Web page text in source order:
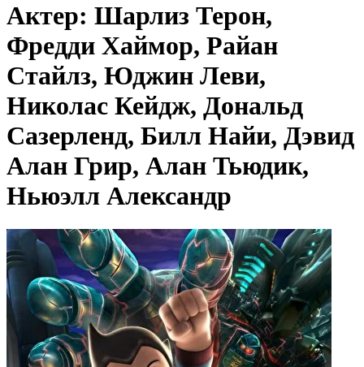
Актер: Шарлиз Терон,
Фредди Хаймор, Райан
Стайлз, Юджин Леви,
Николас Кейдж, Дональд
Сазерленд, Билл Найи, Дэвид
Алан Грир, Алан Тьюдик,
Ньюэлл Александр